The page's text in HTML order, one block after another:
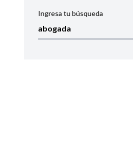
Ingresa tu búsqueda